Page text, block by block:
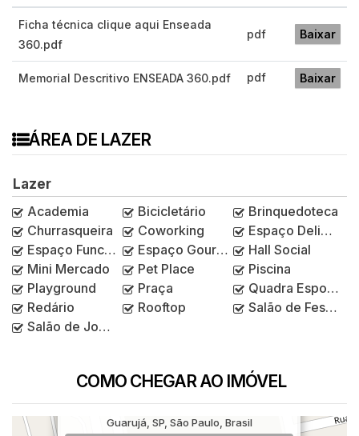
Ficha técnica clique aqui Enseada
360.pdf
pdf Baixar
Memorial Descritivo ENSEADA 360.pdf pdf Baixar
ÁREA DE LAZER
Lazer
Academia
Bicicletário
Brinquedoteca
Churrasqueira
Coworking
Espaço Delivery
Espaço Funcional
Espaço Gourmet
Hall Social
Mini Mercado
Pet Place
Piscina
Playground
Praça
Quadra Esportiva
Redário
Rooftop
Salão de Festas
Salão de Jogos
COMO CHEGAR AO IMÓVEL
Avenida Dom Pedro I, 2145, Enseada,
Guarujá, SP, São Paulo, Brasil